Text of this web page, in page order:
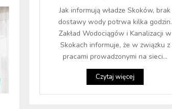
Jak informują władze Skoków, brak
dostawy wody potrwa kilka godzin.
Zakład Wodociągów i Kanalizacji w
Skokach informuje, że w związku z
pracami prowadzonymi na sieci...
Czytaj więcej